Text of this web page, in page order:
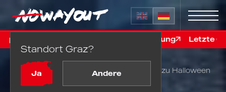
Standort Graz?
Ja Andere
vor der Renovierung Letzte Chance in Graz!
Grusel-Garantie: DIY-Projekte für Kinder zu Halloween